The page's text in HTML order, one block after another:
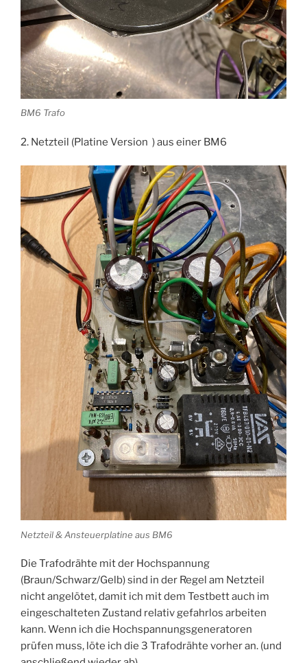
BM6 Trafo
2. Netzteil (Platine Version ) aus einer BM6
Netzteil & Ansteuerplatine aus BM6
Die Trafodrähte mit der Hochspannung
(Braun/Schwarz/Gelb) sind in der Regel am Netzteil
nicht angelötet, damit ich mit dem Testbett auch im
eingeschalteten Zustand relativ gefahrlos arbeiten
kann. Wenn ich die Hochspannungsgeneratoren
prüfen muss, löte ich die 3 Trafodrähte vorher an. (und